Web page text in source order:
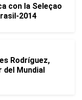
con la Seleçao
2014
Rodríguez,
del Mundial